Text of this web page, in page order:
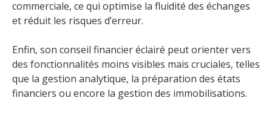
commerciale, ce qui optimise la fluidité des échanges
et réduit les risques d’erreur.
Enfin, son conseil financier éclairé peut orienter vers
des fonctionnalités moins visibles mais cruciales, telles
que la gestion analytique, la préparation des états
financiers ou encore la gestion des immobilisations.